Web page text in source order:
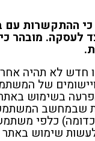
כי ההתקשרות עם
לעסקה. מובהר
חדש לא תהיה
של
בשימוש באתר,
שבמחשב
כלפי
שימוש
חברת
הזמנתי אותם
שיפוץ,
הצוות